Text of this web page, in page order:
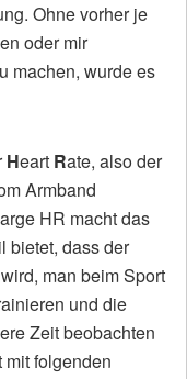
Ohne vorher je
oder mir
machen, wurde es
Heart Rate, also der
Armband
HR macht das
bietet, dass der
man beim Sport
und die
Zeit beobachten
mit folgenden